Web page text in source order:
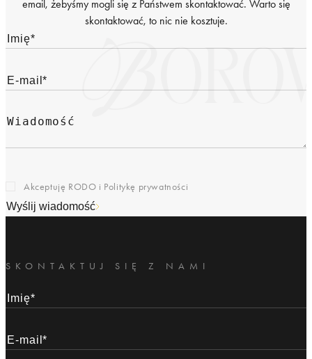
email, żebyśmy mogli się z Państwem skontaktować. Warto się
skontaktować, to nic nie kosztuje.
Akceptuję RODO i Politykę prywatności
Wyślij wiadomość
SKONTAKTUJ SIĘ Z NAMI